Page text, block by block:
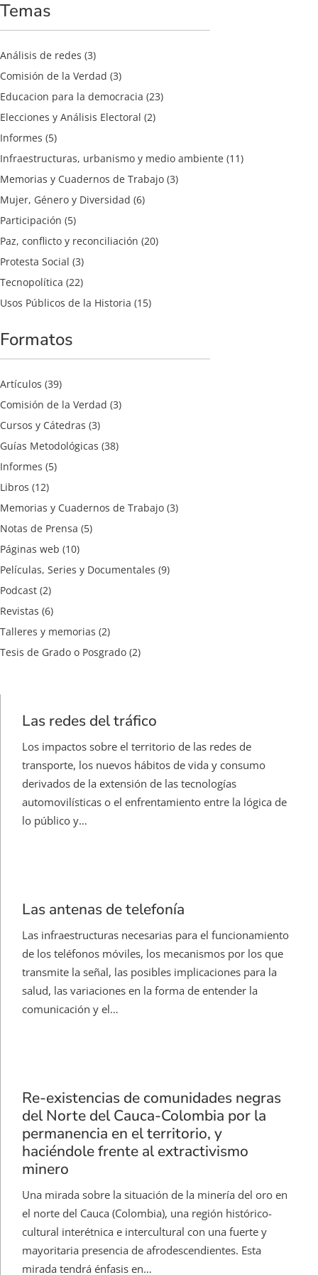
Temas
Análisis de redes (3)
Comisión de la Verdad (3)
Educacion para la democracia (23)
Elecciones y Análisis Electoral (2)
Informes (5)
Infraestructuras, urbanismo y medio ambiente (11)
Memorias y Cuadernos de Trabajo (3)
Mujer, Género y Diversidad (6)
Participación (5)
Paz, conflicto y reconciliación (20)
Protesta Social (3)
Tecnopolítica (22)
Usos Públicos de la Historia (15)
Formatos
Artículos (39)
Comisión de la Verdad (3)
Cursos y Cátedras (3)
Guías Metodológicas (38)
Informes (5)
Libros (12)
Memorias y Cuadernos de Trabajo (3)
Notas de Prensa (5)
Páginas web (10)
Películas, Series y Documentales (9)
Podcast (2)
Revistas (6)
Talleres y memorias (2)
Tesis de Grado o Posgrado (2)
Las redes del tráfico
Los impactos sobre el territorio de las redes de
transporte, los nuevos hábitos de vida y consumo
derivados de la extensión de las tecnologías
automovilísticas o el enfrentamiento entre la lógica de
lo público y…
Las antenas de telefonía
Las infraestructuras necesarias para el funcionamiento
de los teléfonos móviles, los mecanismos por los que
transmite la señal, las posibles implicaciones para la
salud, las variaciones en la forma de entender la
comunicación y el…
Re-existencias de comunidades negras
del Norte del Cauca-Colombia por la
permanencia en el territorio, y
haciéndole frente al extractivismo
minero
Una mirada sobre la situación de la minería del oro en
el norte del Cauca (Colombia), una región histórico-
cultural interétnica e intercultural con una fuerte y
mayoritaria presencia de afrodescendientes. Esta
mirada tendrá énfasis en…